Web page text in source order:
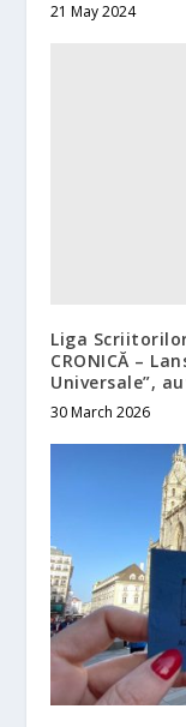
21 May 2024
Liga
CRONICĂ –
Universale”,
30 March 2026